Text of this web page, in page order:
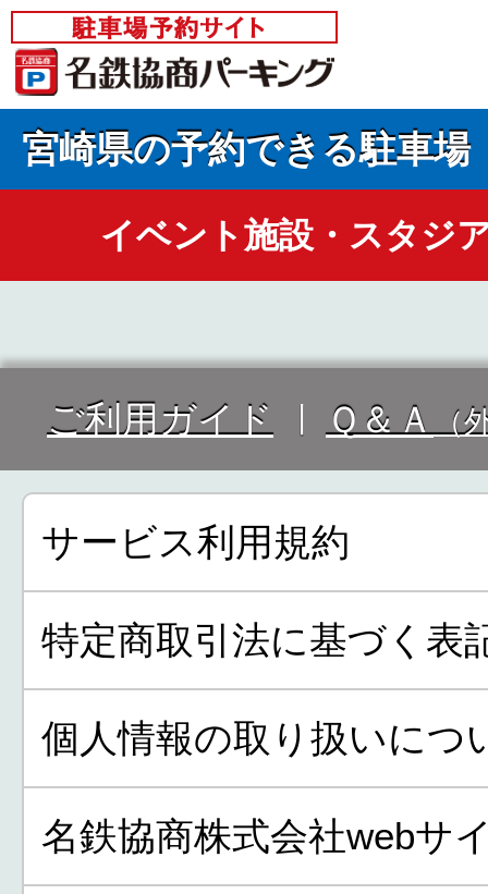
宮崎県の予約できる駐車場
イベント施設・スタジ
ご利用ガイド Ｑ＆Ａ （
サービス利用規約
特定商取引法に基づく表
個人情報の取り扱いにつ
名鉄協商株式会社webサ